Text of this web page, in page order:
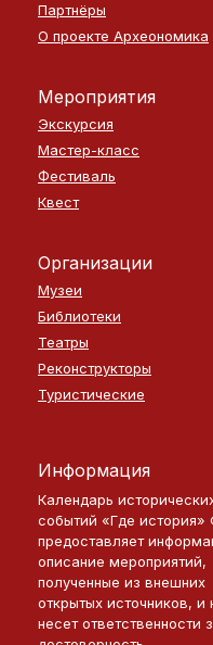
Партнёры
О проекте Археономика
Мероприятия
Экскурсия
Мастер-класс
Фестиваль
Квест
Организации
Музеи
Библиотеки
Театры
Реконструкторы
Туристические
Информация
Календарь
событий «Где история»
предоставляет
описание мероприятий,
полученные из внешних
открытых источников, и
несет ответственности